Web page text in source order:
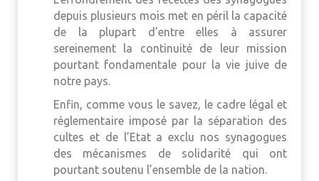
depuis plusieurs mois met en péril la capacité
de la plupart d’entre elles à assurer
sereinement la continuité de leur mission
pourtant fondamentale pour la vie juive de
notre pays.
Enfin, comme vous le savez, le cadre légal et
réglementaire imposé par la séparation des
cultes et de l’Etat a exclu nos synagogues
des mécanismes de solidarité qui ont
pourtant soutenu l’ensemble de la nation.